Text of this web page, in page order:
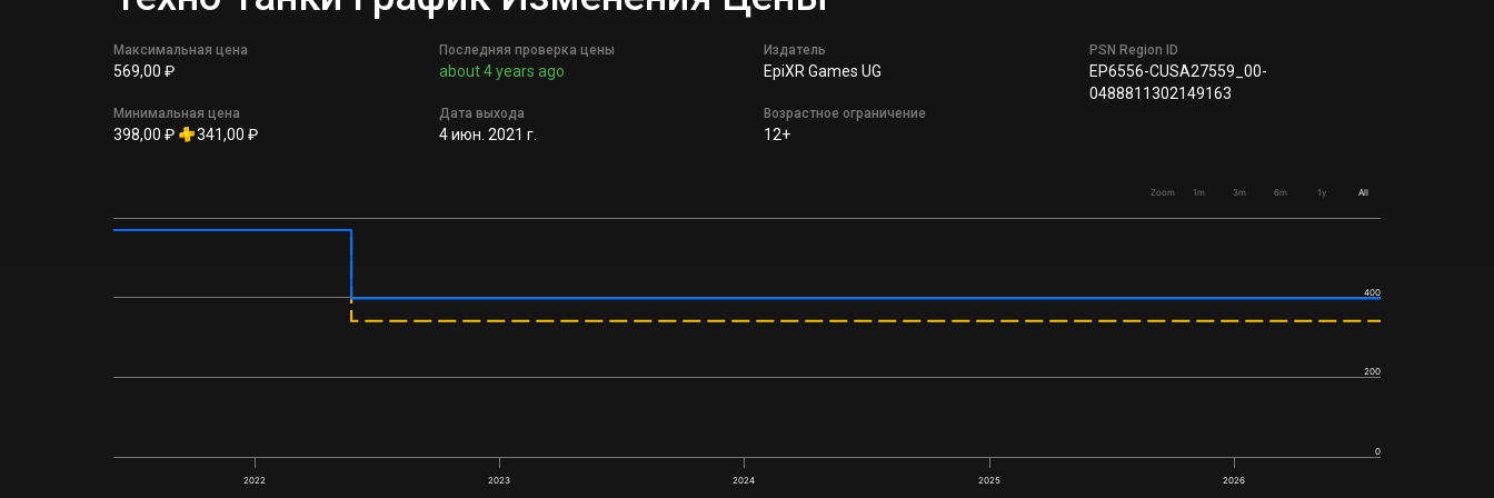
Максимальная цена
569,00 ₽
Минимальная цена
398,00 ₽ 341,00 ₽
Последняя проверка цены
about 4 years ago
Дата выхода
4 июн. 2021 г.
Издатель
EpiXR Games UG
Возрастное ограничение
12+
PSN Region ID
EP6556-CUSA27559_00-
0488811302149163
Zoom 1m 3m 6m 1y All
2022 2023 2024 2025 2026
0
200
400